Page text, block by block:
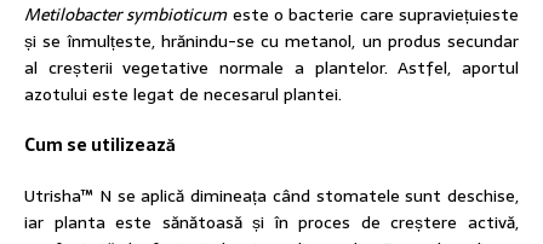
Metilobacter symbioticumeste o bacterie care supraviețuieste
și se înmulțeste, hrănindu-se cu metanol, un produs secundar
al creșterii vegetative normale a plantelor. Astfel, aportul
azotului este legat de necesarul plantei.
Cum se utilizează
Utrisha™ N se aplică dimineața când stomatele sunt deschise,
iar planta este sănătoasă și în proces de creștere activă,